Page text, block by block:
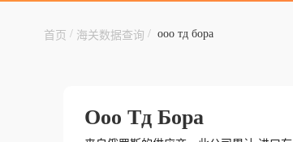
首页 / 海关数据查询 / ооо тд бора
Ооо Тд Бора